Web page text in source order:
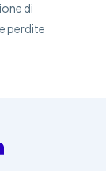
di
perdite